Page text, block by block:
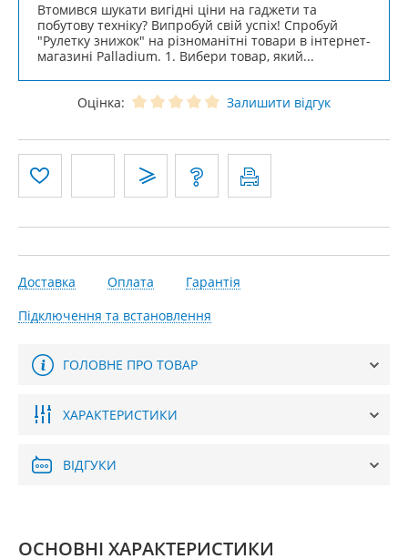
Втомився шукати вигідні ціни на гаджети та
побутову техніку? Випробуй свій успіх! Спробуй
"Рулетку знижок" на різноманітні товари в інтернет-
магазині Palladium. 1. Вибери товар, який...
Оцінка: Залишити відгук
Доставка Оплата
Гарантія
Підключення та встановлення
ГОЛОВНЕ ПРО ТОВАР
ХАРАКТЕРИСТИКИ
ВІДГУКИ
ОСНОВНІ ХАРАКТЕРИСТИКИ